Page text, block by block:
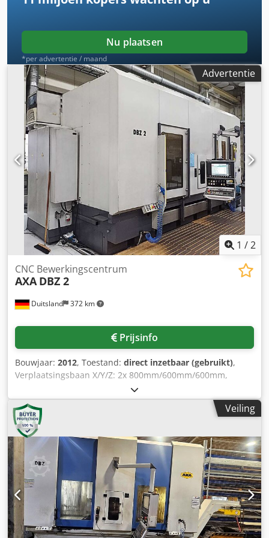
Nu plaatsen
*per advertentie / maand
Advertentie
1 /2
Duitsland 372 km
CNC Bewerkingscentrum
AXA DBZ 2
Prijsinfo
Bouwjaar: 2012, Toestand: direct inzetbaar (gebruikt),
Verplaatsingsbaan X/Y/Z: 2x 800mm/600mm/600mm,
toerental: 4000rpm, neusafstand tafelspil: 180mm-780mm,
max. gereedschapdiameter/-lengte: 85mm/135mm, ijlgang
X/Y/Z: 25m/25m/20m/min, voedingskracht: 9000N,
geslepen spanvlak: 2x 1000mm/500mm. Afmetingen X/Y/Z:
ca. 6600mm/3000mm/3200mm, gewicht: ca. 18000kg.
Documentatie beschikbaar. Cedpotyymcefx Aaneha
Veiling